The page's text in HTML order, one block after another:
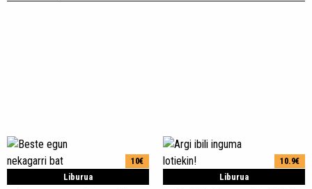
Liburua
10€
Liburua
10.9€